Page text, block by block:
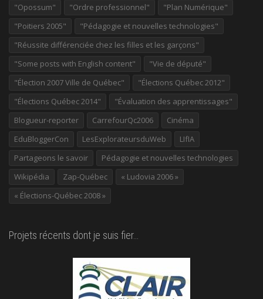
"Opossum"
"Ordre professionnel"
"Plan Numérique"
"Poitiers 2005"
"Pédagogie et nouvelles technologies"
"Réussite différenciée chez les filles et les garçons"
"Some posts with English content"
"Vie de député"
"Élection 2007 Ville de Québec"
"Élections Québec 2012"
"Élections Québec 2014"
"Évaluation des apprentissages"
Blogueur-reporter
CarrefourQc2006
Cinéma
EduBloggerCon
LesExplorateursduWeb
LIfIA
Partageons le savoir
Pédagogie et nouvelles technologies
Wikipédia
Zap-Québec
« Ludovia 2006 »
« Élections-Québec 2008 »
Projets récents dont je suis fier…